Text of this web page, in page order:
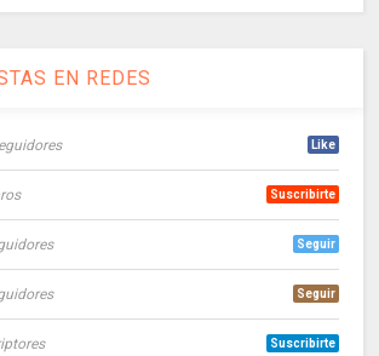
EN REDES
Like
Suscribirte
Seguir
Seguir
Suscribirte